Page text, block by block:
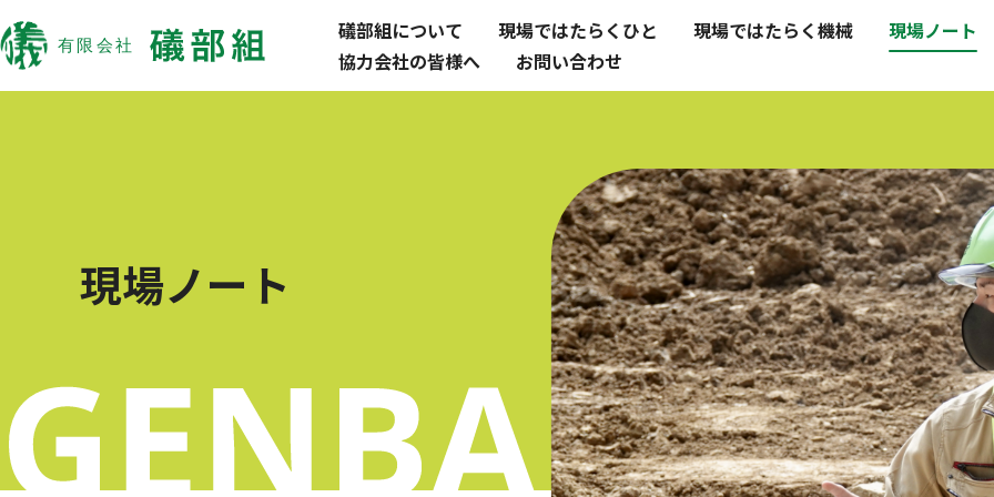
礒部組について 現場ではたらくひと 現場ではたらく機械
現場ノート
協力会社の皆様へ
お問い合わせ
現場ノート